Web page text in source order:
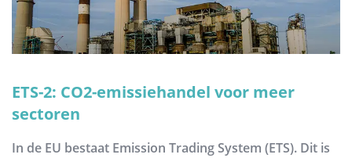
ETS-2: CO2-emissiehandel voor meer
sectoren
In de EU bestaat Emission Trading System (ETS). Dit is